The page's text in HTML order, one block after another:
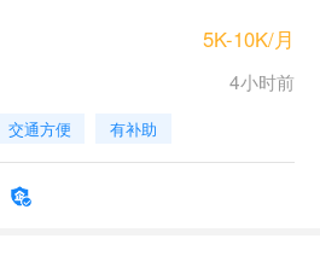
5K-10K/月
4小时前
交通方便 有补助